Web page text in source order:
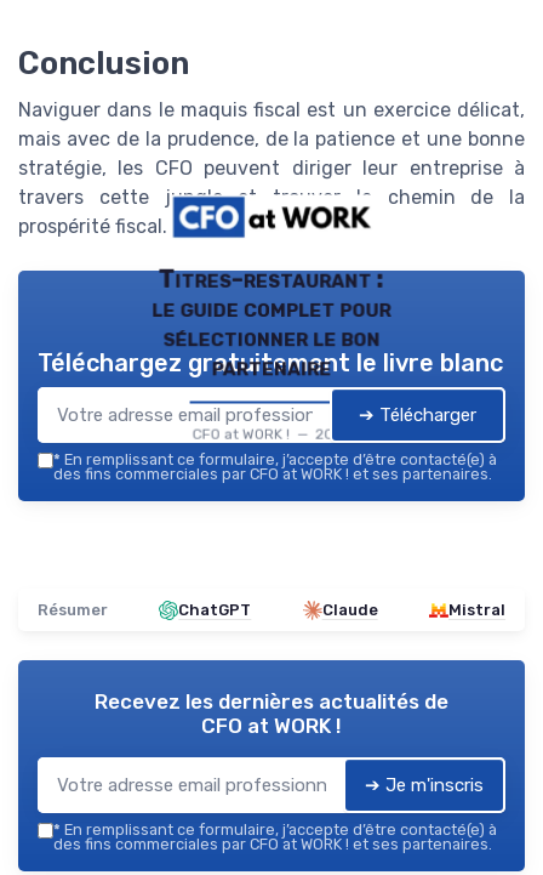
Conclusion
Naviguer dans le maquis fiscal est un exercice délicat,
mais avec de la prudence, de la patience et une bonne
stratégie, les CFO peuvent diriger leur entreprise à
travers cette jungle et trouver le chemin de la
prospérité fiscal.
Titres-restaurant :
le guide complet pour
sélectionner le bon
partenaire
CFO at WORK ! — 2026
Téléchargez gratuitement le livre blanc
➔ Télécharger
* En remplissant ce formulaire, j’accepte d’être contacté(e) à
des fins commerciales par CFO at WORK ! et ses partenaires.
Résumer ChatGPT Claude Mistral
Recevez les dernières actualités de
CFO at WORK !
➔ Je m'inscris
* En remplissant ce formulaire, j’accepte d’être contacté(e) à
des fins commerciales par CFO at WORK ! et ses partenaires.